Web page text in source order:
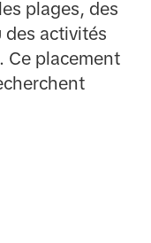
plages, des
des activités
Ce placement